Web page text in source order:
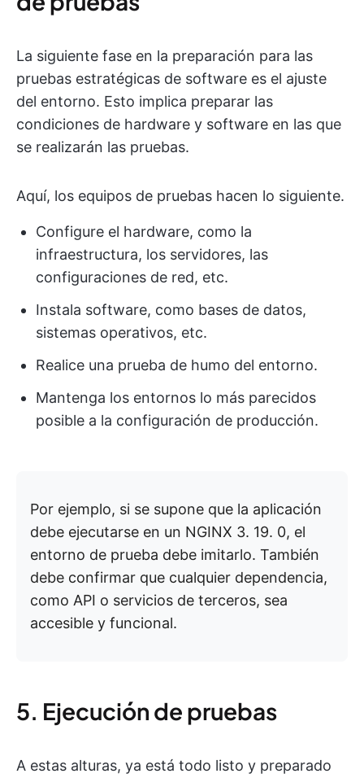
La siguiente fase en la preparación para las
pruebas estratégicas de software es el ajuste
del entorno. Esto implica preparar las
condiciones de hardware y software en las que
se realizarán las pruebas.
Aquí, los equipos de pruebas hacen lo siguiente.
Configure el hardware, como la
infraestructura, los servidores, las
configuraciones de red, etc.
Instala software, como bases de datos,
sistemas operativos, etc.
Realice una prueba de humo del entorno.
Mantenga los entornos lo más parecidos
posible a la configuración de producción.
Por ejemplo, si se supone que la aplicación
debe ejecutarse en un NGINX 3. 19. 0, el
entorno de prueba debe imitarlo. También
debe confirmar que cualquier dependencia,
como API o servicios de terceros, sea
accesible y funcional.
5. Ejecución de pruebas
A estas alturas, ya está todo listo y preparado